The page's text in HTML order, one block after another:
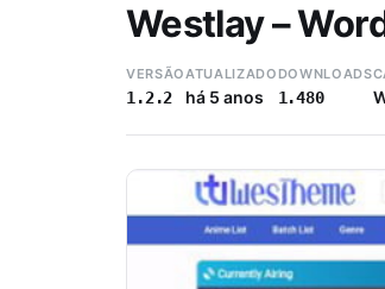
Westlay –
VERSÃO
1.2.2
ATUALIZADO
há 5 anos
DOWNLOADS
1.480